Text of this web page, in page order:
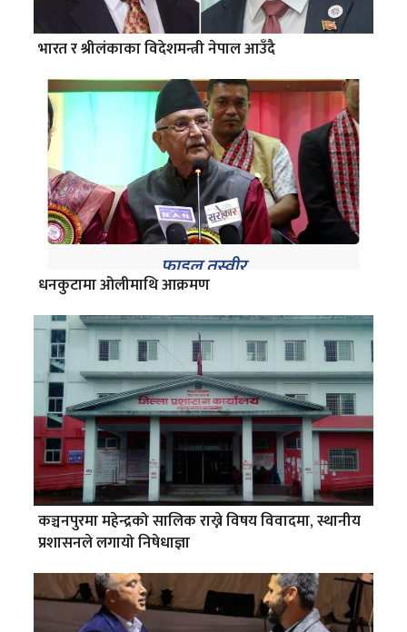
भारत र श्रीलंकाका विदेशमन्त्री नेपाल आउँदै
धनकुटामा ओलीमाथि आक्रमण
कञ्चनपुरमा महेन्द्रको सालिक राख्ने विषय विवादमा, स्थानीय
प्रशासनले लगायो निषेधाज्ञा